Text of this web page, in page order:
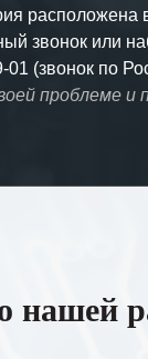
расположена
звонок или
01 (звонок по
проблеме и
нашей